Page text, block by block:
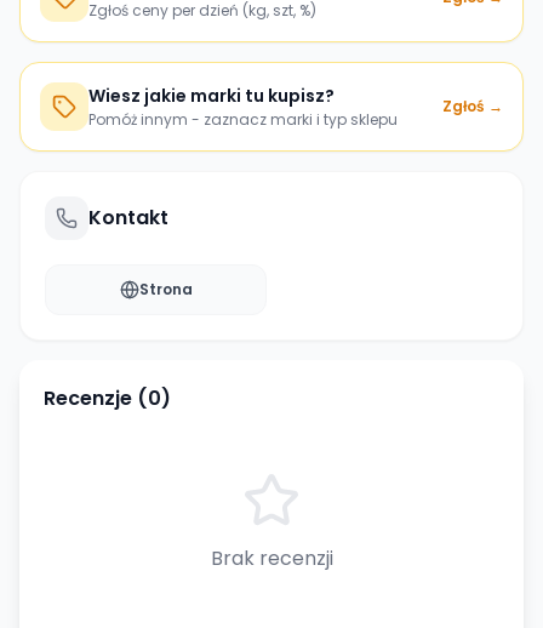
Zgłoś ceny per dzień (kg, szt, %)
Wiesz jakie marki tu kupisz?
Pomóż innym - zaznacz marki i typ sklepu
Zgłoś →
Kontakt
Strona
Recenzje (0)
Brak recenzji